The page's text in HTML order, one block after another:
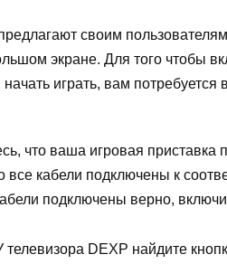
своим
экране. Для того чтобы
играть, вам
что ваша игровая приставка
все кабели подключены к
подключены верно,
телевизора DEXP найдите